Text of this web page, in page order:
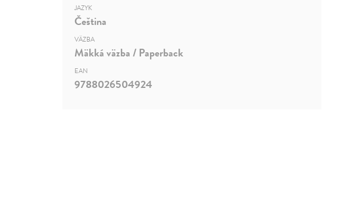
JAZYK
Čeština
VÄZBA
Mäkká väzba / Paperback
EAN
9788026504924